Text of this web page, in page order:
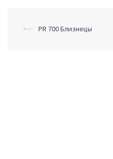
Post
⟵ PR 700 Близнецы